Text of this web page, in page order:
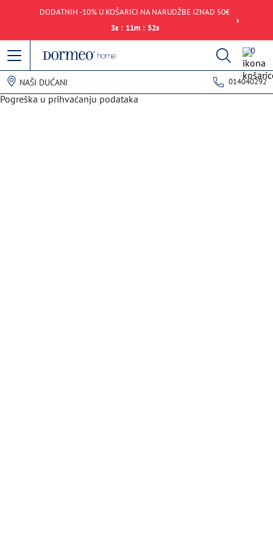
DODATNIH -10% U KOŠARICI NA NARUDŽBE IZNAD 50€
3s : 11m : 52s
0
NAŠI DUĆANI 014040292
Pogreška u prihvaćanju podataka